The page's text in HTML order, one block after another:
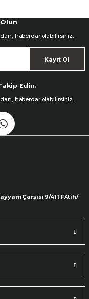
haberdar olabilirsiniz.
Kayıt Ol
Edin.
haberdar olabilirsiniz.
Çarşısı 9/411 FAtih/